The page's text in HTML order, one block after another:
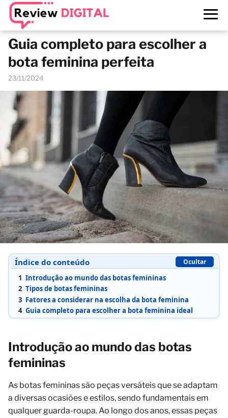
Guia completo para escolher a
bota feminina perfeita
23/11/2024
Índice do conteúdo Ocultar
1 Introdução ao mundo das botas femininas
2 Tipos de botas femininas
3 Fatores a considerar na escolha da bota feminina
4 Guia completo para escolher a bota feminina ideal
Introdução ao mundo das botas
femininas
As botas femininas são peças versáteis que se adaptam
a diversas ocasiões e estilos, sendo fundamentais em
qualquer guarda-roupa. Ao longo dos anos, essas peças